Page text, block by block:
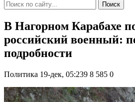
Поиск
В Нагорном Карабахе
российский военный:
подробности
Политика 19-дек, 05:239 8 585 0